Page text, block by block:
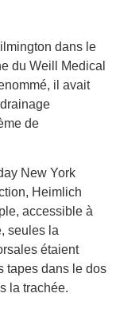
dans le
du Weill Medical
il avait
de
New York
Heimlich
accessible à
seules la
étaient
tapes dans le dos
la trachée.